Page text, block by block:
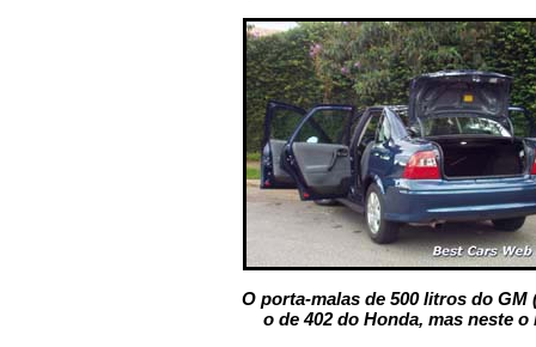
O porta-malas de 500 litros do
o de 402 do Honda, mas neste